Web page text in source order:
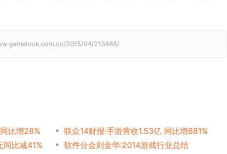
2015/04/213488/
比增28%
联众14财报:手游营收1.53亿 同比增881%
比减41%
软件分会刘金华:2014游戏行业总结